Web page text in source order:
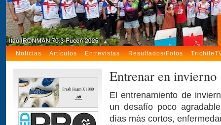
Noticias Artículos Entrevistas Resultados/Fotos
Entrenar en invierno
El entrenamiento de
un desafío poco
días más cortos,